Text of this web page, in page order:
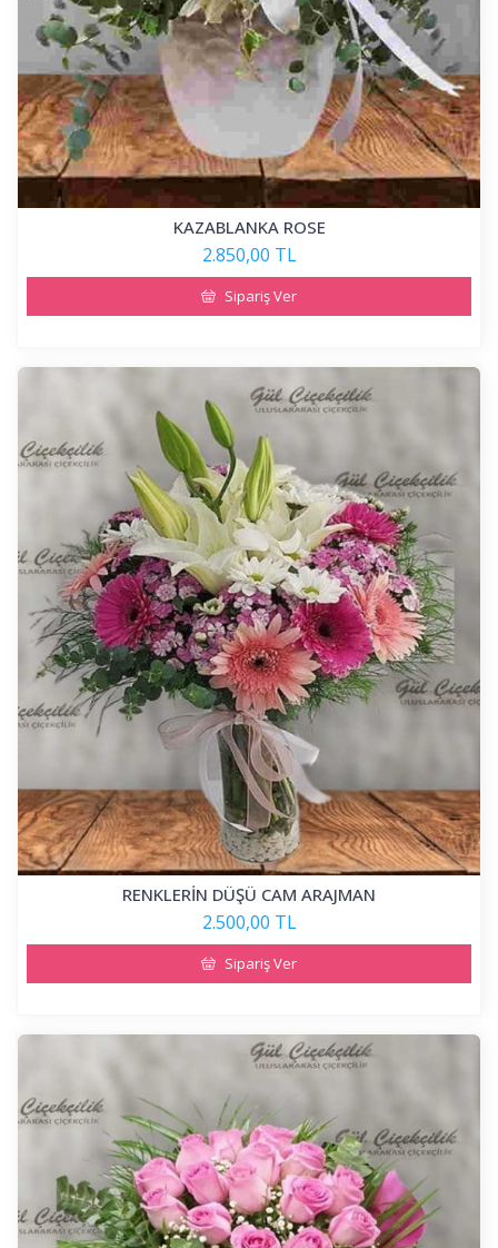
KAZABLANKA ROSE
2.850,00 TL
Sipariş Ver
RENKLERİN DÜŞÜ CAM ARAJMAN
2.500,00 TL
Sipariş Ver